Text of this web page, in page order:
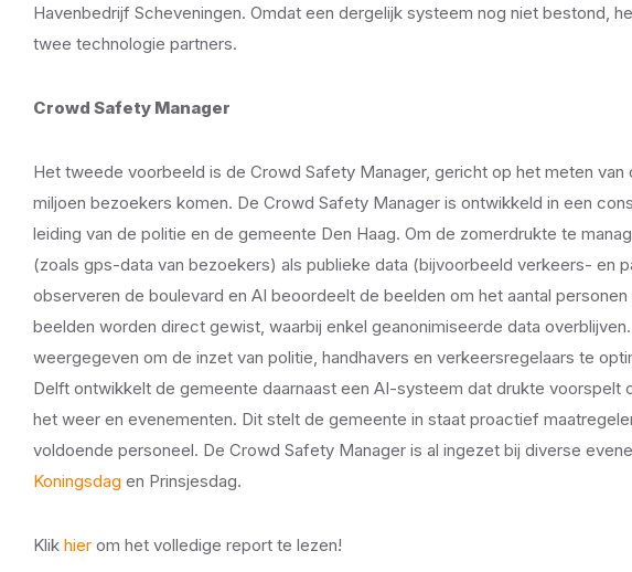
Havenbedrijf Scheveningen. Omdat een dergelijk systeem nog niet bestond,
twee technologie partners.
Crowd Safety Manager
Het tweede voorbeeld is de Crowd Safety Manager, gericht op het meten van
miljoen bezoekers komen. De Crowd Safety Manager is ontwikkeld in een
leiding van de politie en de gemeente Den Haag. Om de zomerdrukte te
(zoals gps-data van bezoekers) als publieke data (bijvoorbeeld verkeers- en
observeren de boulevard en AI beoordeelt de beelden om het aantal
beelden worden direct gewist, waarbij enkel geanonimiseerde data
weergegeven om de inzet van politie, handhavers en verkeersregelaars te
Delft ontwikkelt de gemeente daarnaast een AI-systeem dat drukte voorspelt
het weer en evenementen. Dit stelt de gemeente in staat proactief
voldoende personeel. De Crowd Safety Manager is al ingezet bij diverse
Koningsdag en Prinsjesdag.
Klik hier om het volledige report te lezen!